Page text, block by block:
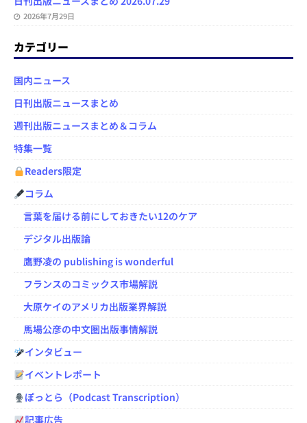
2026年7月29日
カテゴリー
国内ニュース
日刊出版ニュースまとめ
週刊出版ニュースまとめ＆コラム
特集一覧
Readers限定
コラム
言葉を届ける前にしておきたい12のケア
デジタル出版論
鷹野凌の publishing is wonderful
フランスのコミックス市場解説
大原ケイのアメリカ出版業界解説
馬場公彦の中文圏出版事情解説
インタビュー
イベントレポート
ぽっとら（Podcast Transcription）
記事広告